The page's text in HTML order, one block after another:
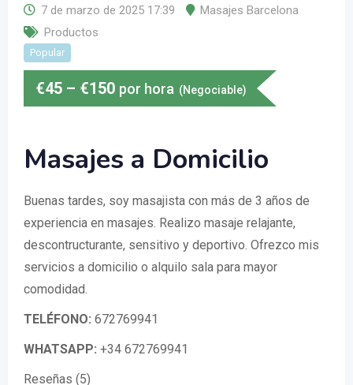
7 de marzo de 2025 17:39
Masajes Barcelona
Productos
Popular
€45 – €150 por hora (Negociable)
Masajes a Domicilio
Buenas tardes, soy masajista con más de 3 años de
experiencia en masajes. Realizo masaje relajante,
descontructurante, sensitivo y deportivo. Ofrezco mis
servicios a domicilio o alquilo sala para mayor
comodidad.
TELÉFONO: 672769941
WHATSAPP: +34 672769941
Reseñas (5)